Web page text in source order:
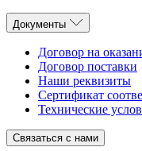
Документы
Договор на
Договор поставки
Наши реквизиты
Сертификат
Технические
Связаться с нами